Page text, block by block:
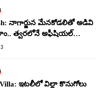
నాగార్జున మేన‌కోడ‌లితో అడివి
త్వ‌ర‌లోనే అఫీషియ‌ల్
Villa: ఇట‌లీలో విల్లా కొనుగోలు